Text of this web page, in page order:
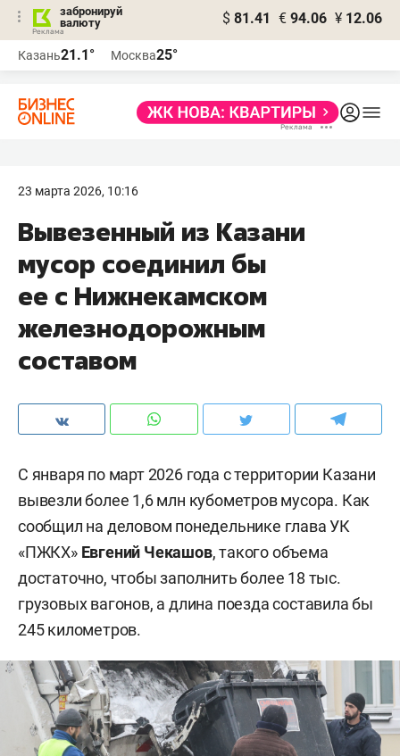
забронируй
валюту
$ 81.41 € 94.06 ¥ 12.06
Казань21.1° Москва25°
23 марта 2026, 10:16
Вывезенный из Казани
мусор соединил бы
ее с Нижнекамском
железнодорожным
составом
С января по март 2026 года с территории Казани
вывезли более 1,6 млн кубометров мусора. Как
сообщил на деловом понедельнике глава УК
«ПЖКХ» Евгений Чекашов, такого объема
достаточно, чтобы заполнить более 18 тыс.
грузовых вагонов, а длина поезда составила бы
245 километров.